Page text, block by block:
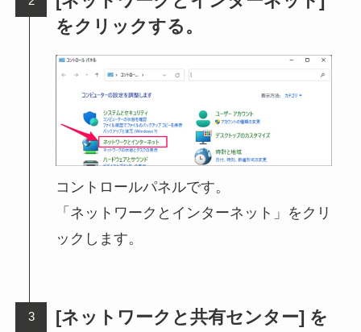
をクリックする。
コントロールパネルです。
「ネットワークとインターネット」をクリ
ックします。
[ネットワークと共有センター] を